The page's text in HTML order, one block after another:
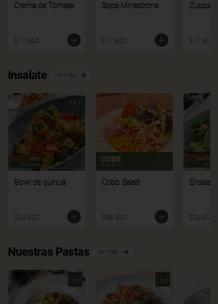
Crema de Tomate
$17.900
Sopa Minestrone
$17.900
Zuppa
$17.900
Insalate Ver más
Bowl de quinua
$24.900
Cobb Salad
$36.900 $24.900
Nuestras Pastas Ver más